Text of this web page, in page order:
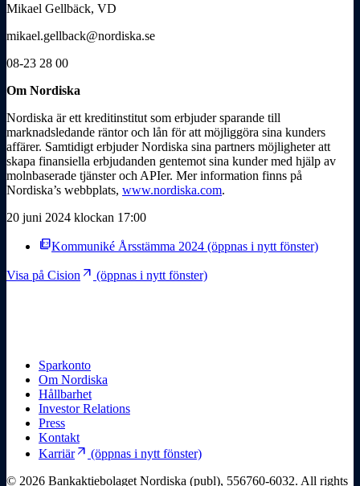
Mikael Gellbäck, VD
mikael.gellback@nordiska.se
08-23 28 00
Om Nordiska
Nordiska är ett kreditinstitut som erbjuder sparande till
marknadsledande räntor och lån för att möjliggöra sina kunders
affärer. Samtidigt erbjuder Nordiska sina partners möjligheter att
skapa finansiella erbjudanden gentemot sina kunder med hjälp av
molnbaserade tjänster och APIer. Mer information finns på
Nordiska’s webbplats, www.nordiska.com.
20 juni 2024 klockan 17:00
picture_as_pdfKommuniké Årsstämma 2024 (öppnas i nytt fönster)
Visa på Cision arrow_outward (öppnas i nytt fönster)
Sparkonto
Om Nordiska
Hållbarhet
Investor Relations
Press
Kontakt
Karriärarrow_outward (öppnas i nytt fönster)
© 2026 Bankaktiebolaget Nordiska (publ), 556760-6032. All rights